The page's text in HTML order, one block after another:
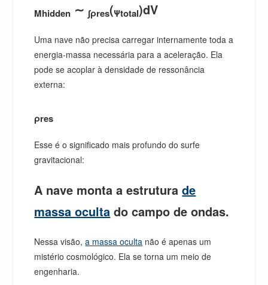
Mhidden ∼ ∫ρres(Ψtotal)dV
Uma nave não precisa carregar internamente toda a
energia-massa necessária para a aceleração. Ela
pode se acoplar à densidade de ressonância
externa:
ρres
Esse é o significado mais profundo do surfe
gravitacional:
A nave monta a estruturade
massa oculta do campo de ondas.
Nessa visão,a massa oculta não é apenas um
mistério cosmológico. Ela se torna um meio de
engenharia.